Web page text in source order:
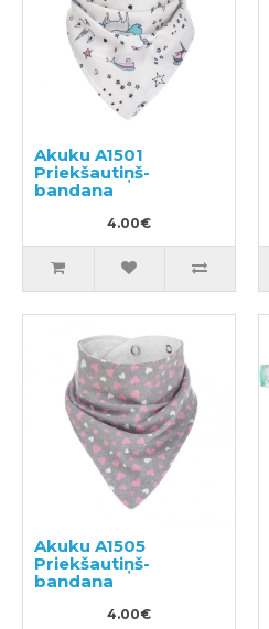
Akuku A1501
Priekšautiņš-
bandana
4.00€
Akuku A1505
Priekšautiņš-
bandana
4.00€